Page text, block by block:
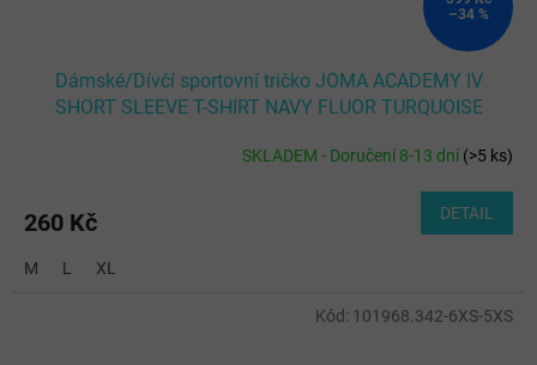
–34 %
Dámské/Dívčí sportovní tričko JOMA ACADEMY IV
SHORT SLEEVE T-SHIRT NAVY FLUOR TURQUOISE
SKLADEM - Doručení 8-13 dní(>5 ks)
260 Kč DETAIL
M L XL
Kód: 101968.342-6XS-5XS